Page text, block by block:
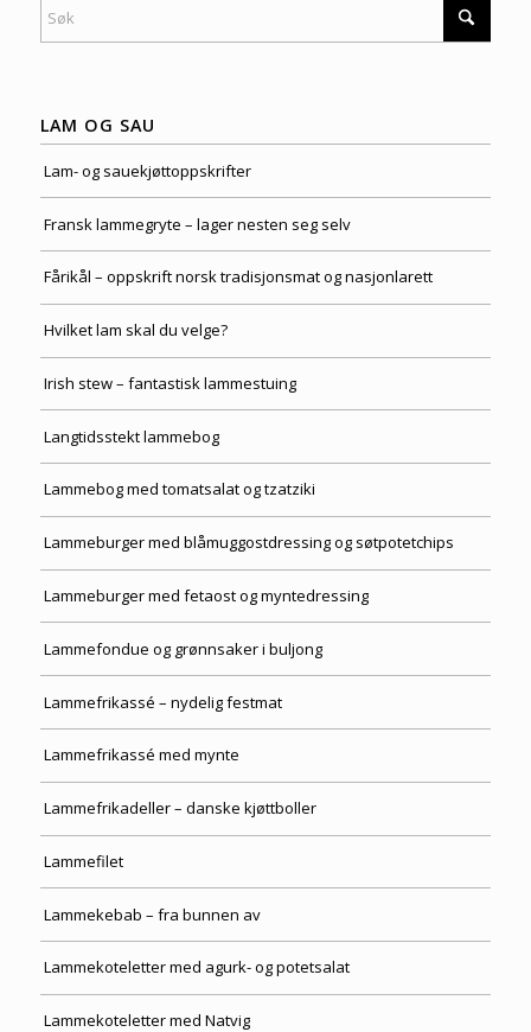
LAM OG SAU
Lam- og sauekjøttoppskrifter
Fransk lammegryte – lager nesten seg selv
Fårikål – oppskrift norsk tradisjonsmat og nasjonlarett
Hvilket lam skal du velge?
Irish stew – fantastisk lammestuing
Langtidsstekt lammebog
Lammebog med tomatsalat og tzatziki
Lammeburger med blåmuggostdressing og søtpotetchips
Lammeburger med fetaost og myntedressing
Lammefondue og grønnsaker i buljong
Lammefrikassé – nydelig festmat
Lammefrikassé med mynte
Lammefrikadeller – danske kjøttboller
Lammefilet
Lammekebab – fra bunnen av
Lammekoteletter med agurk- og potetsalat
Lammekoteletter med Natvig